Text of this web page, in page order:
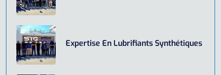
Expertise En Lubrifiants Synthétiques